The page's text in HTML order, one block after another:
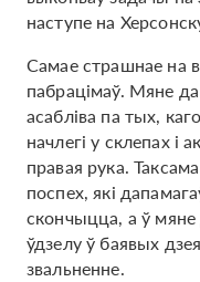
наступе на
Самае страшнае на
пабрацімаў. Мяне
асабліва па тых,
начлегі у склепах і
правая рука.
поспех, які
скончыцца, а ў
ўдзелу ў баявых
звальненне.